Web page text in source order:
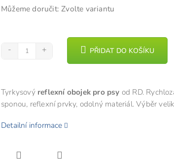
hvězdiček.
Můžeme doručit: Zvolte variantu
PŘIDAT DO KOŠÍKU
Tyrkysový reflexní obojek pro psy od RD.
sponou, reflexní prvky, odolný materiál. Výběr
Detailní informace